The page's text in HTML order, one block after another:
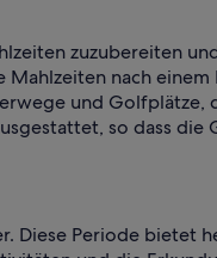
zuzubereiten
nach
und Golfplätze,
so dass die
Diese Periode bietet